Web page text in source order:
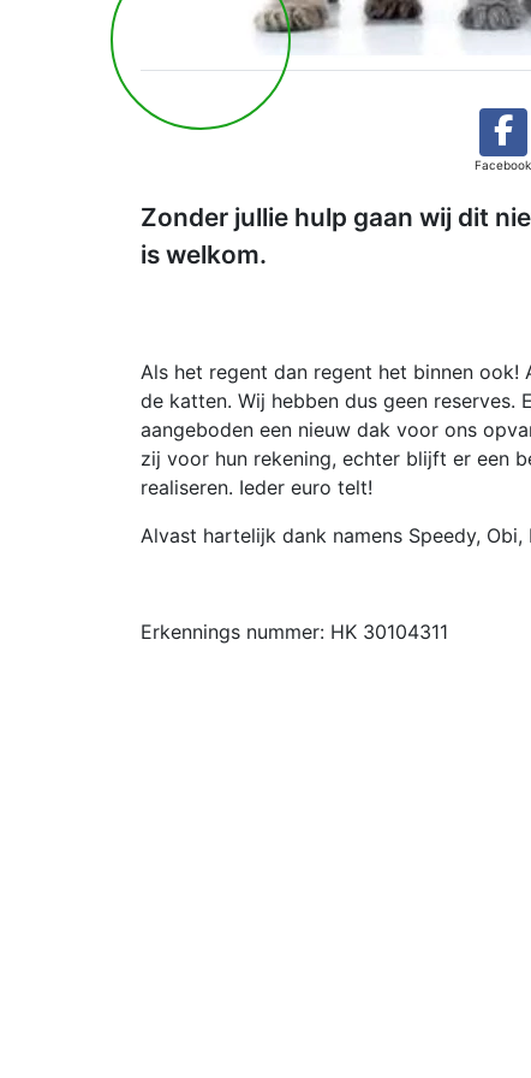
Facebook
Zonder jullie hulp gaan wij dit
is welkom.
Als het regent dan regent het binnen
de katten. Wij hebben dus geen reserves.
aangeboden een nieuw dak voor ons
zij voor hun rekening, echter blijft er een
realiseren. Ieder euro telt!
Alvast hartelijk dank namens Speedy,
Erkennings nummer: HK 30104311